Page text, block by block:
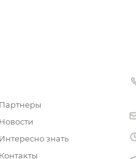
Партнеры
Новости
Интересно знать
Контакты